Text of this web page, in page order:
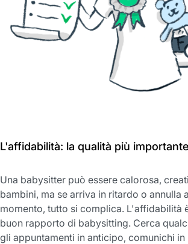
L'affidabilità: la qualità più
Una babysitter può essere calorosa,
bambini, ma se arriva in ritardo o annulla
momento, tutto si complica. L'affidabilità
buon rapporto di babysitting. Cerca
gli appuntamenti in anticipo, comunichi